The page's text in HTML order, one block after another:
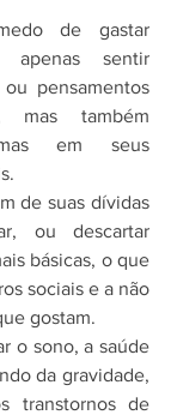
de gastar
apenas sentir
pensamentos
mas também
em seus
de suas dívidas
ou descartar
básicas, o que
sociais e a não
gostam.
o sono, a saúde
da gravidade,
transtornos de